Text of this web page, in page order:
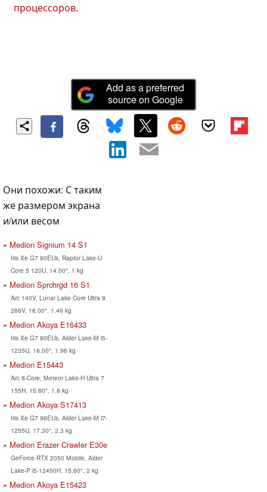
процессоров.
Add as a preferred
source on Google
Они похожи: С таким
же размером экрана
и/или весом
Medion Signium 14 S1
Iris Xe G7 80EUs, Raptor Lake-U
Core 5 120U, 14.00", 1 kg
Medion Sprchrgd 16 S1
Arc 140V, Lunar Lake Core Ultra 9
288V, 16.00", 1.49 kg
Medion Akoya E16433
Iris Xe G7 80EUs, Alder Lake-M i5-
1235U, 16.00", 1.96 kg
Medion E15443
Arc 8-Core, Meteor Lake-H Ultra 7
155H, 15.60", 1.8 kg
Medion Akoya S17413
Iris Xe G7 96EUs, Alder Lake-M i7-
1255U, 17.30", 2.3 kg
Medion Erazer Crawler E30e
GeForce RTX 2050 Mobile, Alder
Lake-P i5-12450H, 15.60", 2 kg
Medion Akoya E15423